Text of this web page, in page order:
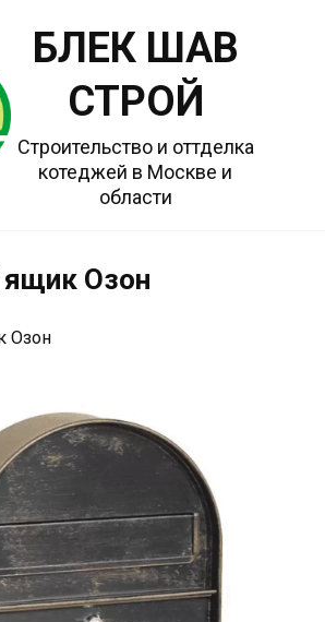
БЛЕК ШАВ
СТРОЙ
Строительство и оттделка
котеджей в Москве и
области
Озон